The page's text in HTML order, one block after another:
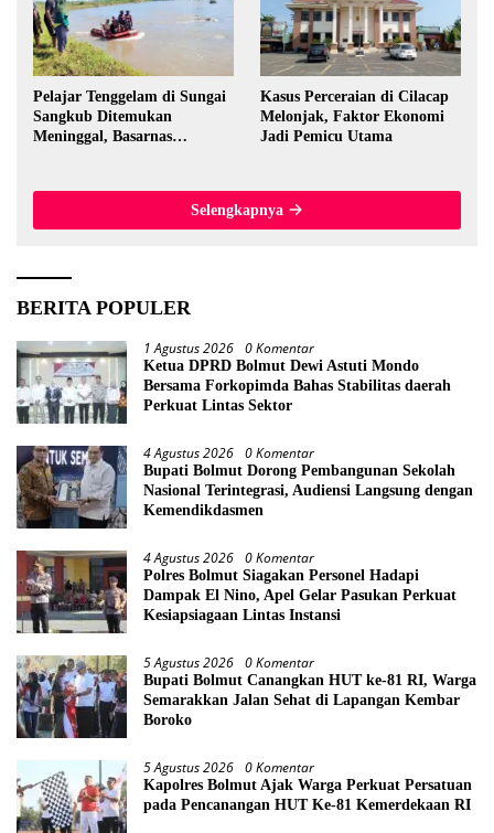
Pelajar Tenggelam di Sungai
Sangkub Ditemukan
Meninggal, Basarnas
Kasus Perceraian di Cilacap
Melonjak, Faktor Ekonomi
Jadi Pemicu Utama
Selengkapnya
BERITA POPULER
1 Agustus 2026 0 Komentar
Ketua DPRD Bolmut Dewi Astuti Mondo
Bersama Forkopimda Bahas Stabilitas daerah
Perkuat Lintas Sektor
4 Agustus 2026 0 Komentar
Bupati Bolmut Dorong Pembangunan Sekolah
Nasional Terintegrasi, Audiensi Langsung dengan
Kemendikdasmen
4 Agustus 2026 0 Komentar
Polres Bolmut Siagakan Personel Hadapi
Dampak El Nino, Apel Gelar Pasukan Perkuat
Kesiapsiagaan Lintas Instansi
5 Agustus 2026 0 Komentar
Bupati Bolmut Canangkan HUT ke-81 RI, Warga
Semarakkan Jalan Sehat di Lapangan Kembar
Boroko
5 Agustus 2026 0 Komentar
Kapolres Bolmut Ajak Warga Perkuat Persatuan
pada Pencanangan HUT Ke-81 Kemerdekaan RI